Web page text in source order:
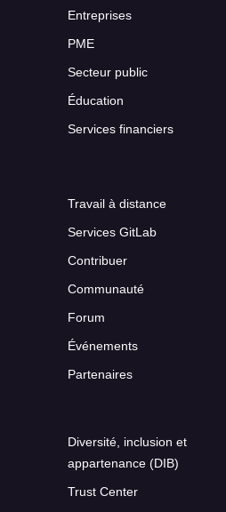
Entreprises
PME
Secteur public
Éducation
Services financiers
Travail à distance
Services GitLab
Contribuer
Communauté
Forum
Événements
Partenaires
Diversité, inclusion et
appartenance (DIB)
Trust Center